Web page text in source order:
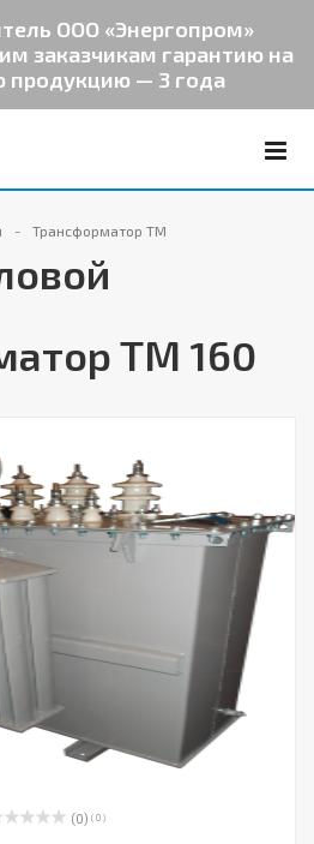
ООО «Энергопром»
заказчикам гарантию на
— 3 года
Трансформатор ТМ
ТМ 160
(0) ( 0 )